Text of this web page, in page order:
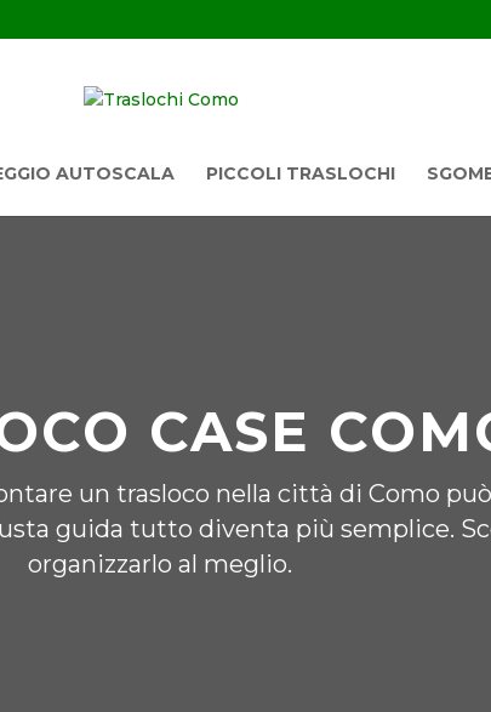
AUTOSCALA PICCOLI TRASLOCHI
CASE
un trasloco nella città di Como
guida tutto diventa più semplice.
organizzarlo al meglio.